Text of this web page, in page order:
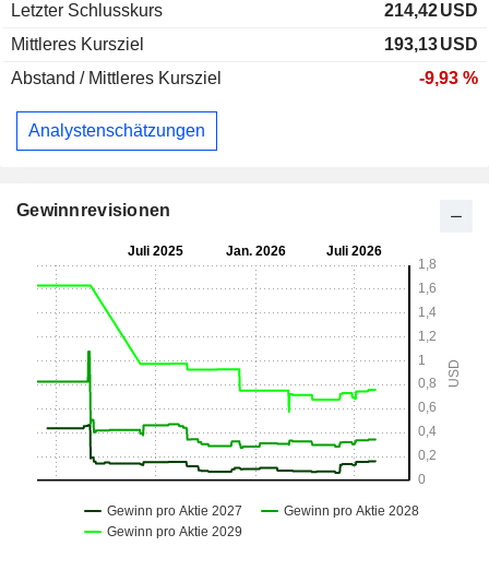
Letzter Schlusskurs
214,42USD
Mittleres Kursziel
193,13USD
Abstand / Mittleres Kursziel
-9,93 %
Analystenschätzungen
Gewinnrevisionen